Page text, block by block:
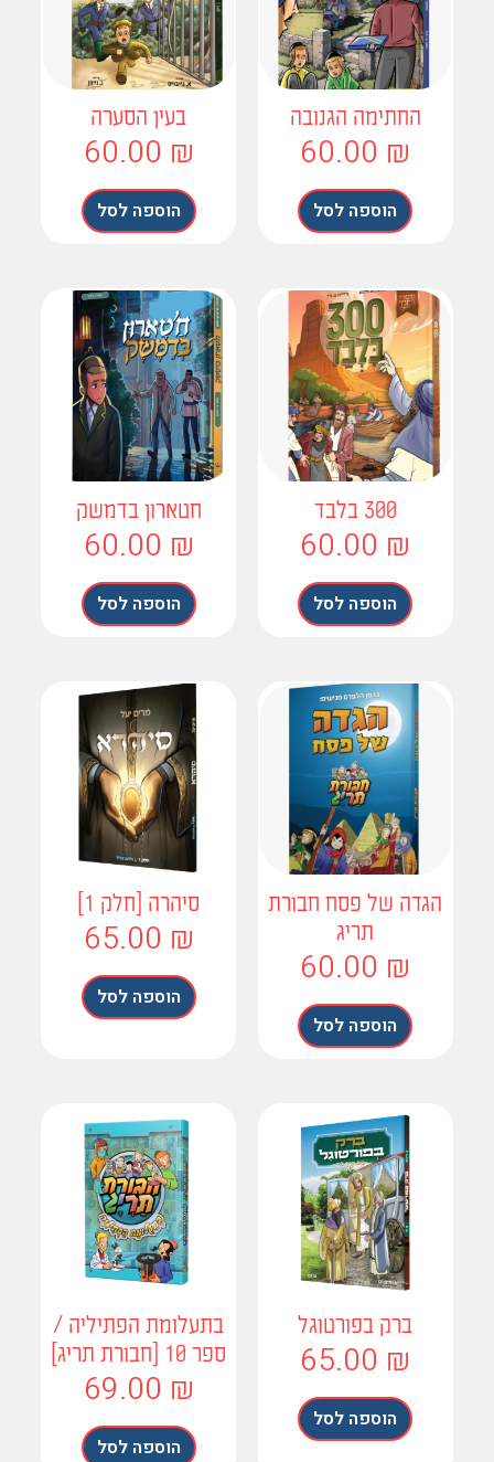
החתימה הגנובה
60.00
הוספה לסל
בעין הסערה
60.00
הוספה לסל
60.00
הוספה לסל
חטארון בדמשק
60.00
הוספה לסל
של פסח חבורת
60.00
הוספה לסל
סיהרה [חלק 1]
65.00
הוספה לסל
ברק בפורטוגל
65.00
הוספה לסל
בתעלומת הפתיליה /
69.00
הוספה לסל